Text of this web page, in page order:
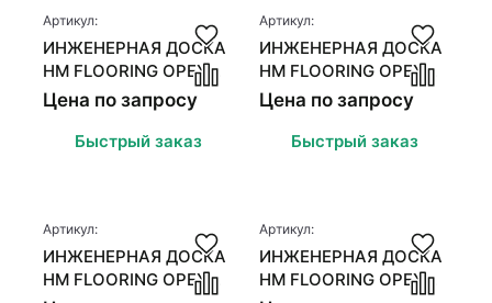
Артикул:
ИНЖЕНЕРНАЯ ДОСКА
HM FLOORING ОРЕХ
АМЕРИКАНСКИЙ
(СЕЛЕКТ)
Цена по запросу
Быстрый заказ
Артикул:
ИНЖЕНЕРНАЯ ДОСКА
HM FLOORING ОРЕХ
АМЕРИКАНСКИЙ
(НАТУР)
Цена по запросу
Быстрый заказ
Артикул:
ИНЖЕНЕРНАЯ ДОСКА
HM FLOORING ОРЕХ
Артикул:
ИНЖЕНЕРНАЯ ДОСКА
HM FLOORING ОРЕХ
Стеновые панели
Межкомнатные двери
Стеновые панели
Межкомнатные двери